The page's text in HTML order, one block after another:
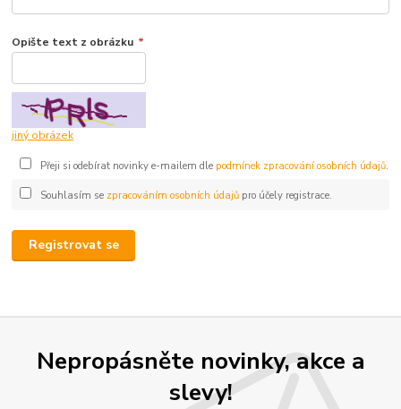
Opište text z obrázku *
jiný obrázek
Přeji si odebírat novinky e-mailem dle podmínek zpracování osobních údajů.
Souhlasím se zpracováním osobních údajůpro účely registrace.
Registrovat se
Nepropásněte novinky, akce a
slevy!